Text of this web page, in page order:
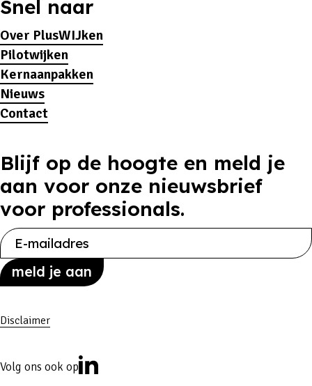
Snel naar
Over PlusWIJken
Pilotwijken
Kernaanpakken
Nieuws
Contact
Blijf op de hoogte en meld je
aan voor onze nieuwsbrief
voor professionals.
Disclaimer
Volg ons ook op